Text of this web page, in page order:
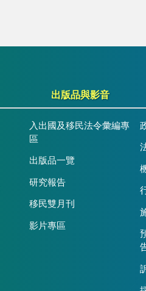
出版品與影音
入出國及移民法令彙編專
區
出版品一覽
研究報告
移民雙月刊
影片專區